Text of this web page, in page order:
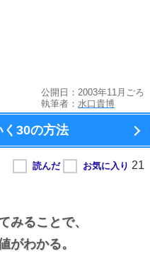
公開日：2003年11月ごろ
執筆者： 水口貴博
30の方法
みることで、
がわかる。